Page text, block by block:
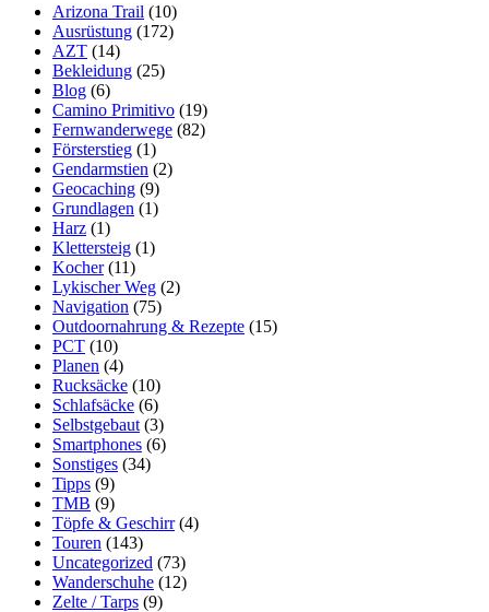
Bar
Arizona Trail (10)
Ausrüstung (172)
AZT (14)
Bekleidung (25)
Blog (6)
Camino Primitivo (19)
Fernwanderwege (82)
Försterstieg (1)
Gendarmstien (2)
Geocaching (9)
Grundlagen (1)
Harz (1)
Klettersteig (1)
Kocher(11)
Lykischer Weg (2)
Navigation (75)
Outdoornahrung & Rezepte (15)
PCT (10)
Planen (4)
Rucksäcke (10)
Schlafsäcke (6)
Selbstgebaut (3)
Smartphones (6)
Sonstiges (34)
Tipps (9)
TMB (9)
Töpfe & Geschirr(4)
Touren (143)
Uncategorized (73)
Wanderschuhe (12)
Zelte / Tarps (9)